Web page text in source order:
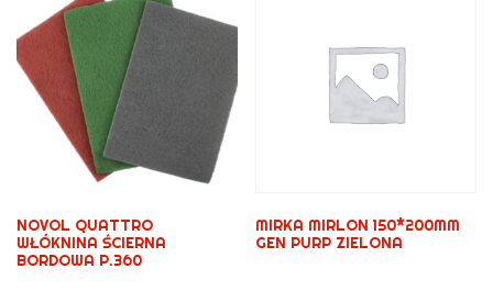
NOVOL QUATTRO
WŁÓKNINA ŚCIERNA
BORDOWA P.360
MIRKA MIRLON 150*200MM
GEN PURP ZIELONA